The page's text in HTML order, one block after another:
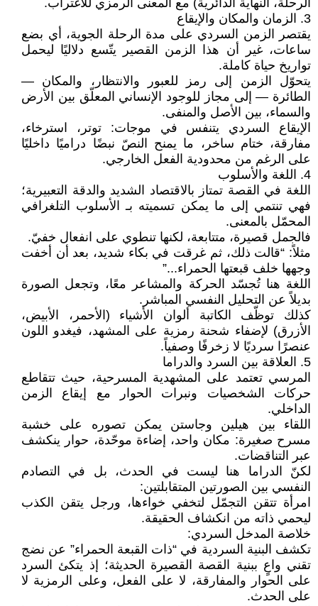
الرحلة، النهاية الدائرية) مع المعنى الرمزي للاغتراب.
3. الزمان والمكان والإيقاع
يقتصر الزمن السردي على مدة الرحلة الجوية، أي بضع
ساعات، غير أن هذا الزمن القصير يتّسع دلاليًا ليحمل
تواريخ حياة كاملة.
يتحوّل الزمن إلى رمز للعبور والانتظار، والمكان —
الطائرة — إلى مجاز للوجود الإنساني المعلّق بين الأرض
والسماء، بين الأصل والمنفى.
الإيقاع السردي يتنفس في موجات: توتر، استرخاء،
مفارقة، ختام ساخر، ما يمنح النصّ نبضًا دراميًا داخليًا
على الرغم من محدودية الفعل الخارجي.
4. اللغة والأسلوب
اللغة في القصة تمتاز بالاقتصاد الشديد والدقة التعبيرية؛
فهي تنتمي إلى ما يمكن تسميته بـ الأسلوب التلغرافي
المحمّل بالمعنى.
فالجمل قصيرة، متتابعة، لكنها تنطوي على انفعال خفيّ.
مثلاً: “قالت ذلك، ثم غرقت في بكاء شديد، بعد أن أخفت
وجهها خلف قبعتها الحمراء...”
اللغة هنا تُجسّد الحركة والمشاعر معًا، وتجعل الصورة
بديلاً عن التحليل النفسي المباشر.
كذلك توظّف الكاتبة ألوان الأشياء (الأحمر، الأبيض،
الأزرق) لإضفاء شحنة رمزية على المشهد، فيغدو اللون
عنصرًا سرديًا لا زخرفًا وصفياً.
5. العلاقة بين السرد والدراما
المرسي تعتمد على المشهدية المسرحية، حيث تتقاطع
حركات الشخصيات ونبرات الحوار مع إيقاع الزمن
الداخلي.
اللقاء بين هيلين وجاستن يمكن تصوره على خشبة
مسرح صغيرة: مكان واحد، إضاءة موحّدة، حوار ينكشف
عبر التناقضات.
لكنّ الدراما هنا ليست في الحدث، بل في التصادم
النفسي بين الصورتين المتقابلتين:
امرأة تتقن التجمّل لتخفي خواءها، ورجل يتقن الكذب
ليحمي ذاته من انكشاف الحقيقة.
خلاصة المدخل السردي:
تكشف البنية السردية في “ذات القبعة الحمراء” عن نضج
تقني واعٍ ببنية القصة القصيرة الحديثة؛ إذ يتكئ السرد
على الحوار والمفارقة، لا على الفعل، وعلى الرمزية لا
على الحدث.